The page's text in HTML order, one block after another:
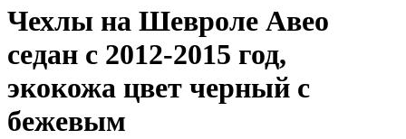
Чехлы на Шевроле Авео
седан с 2012-2015 год,
экокожа цвет черный с
бежевым